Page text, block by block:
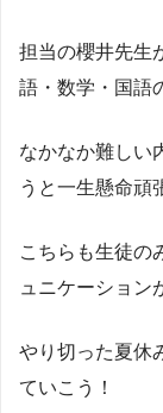
担当の櫻井先生
語・数学・国語
なかなか難しい
うと一生懸命頑
こちらも生徒の
ュニケーション
やり切った夏休
ていこう！